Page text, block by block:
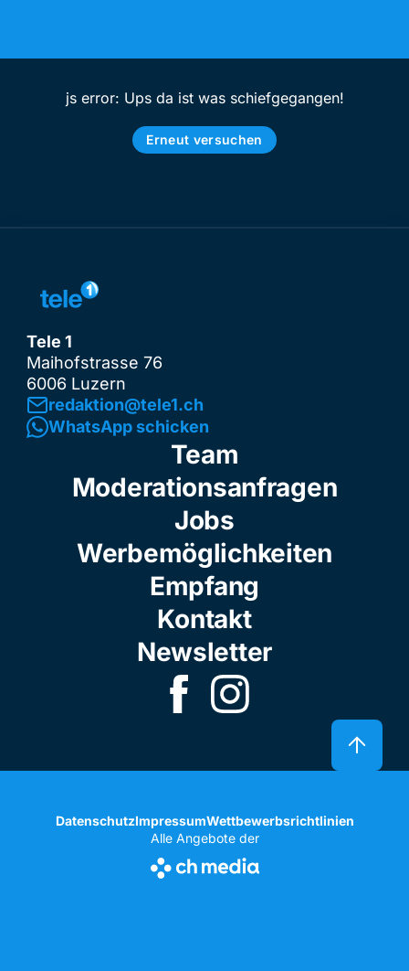
js error: Ups da ist was schiefgegangen!
Erneut versuchen
Tele 1
Maihofstrasse 76
6006 Luzern
redaktion@tele1.ch
WhatsApp schicken
Team
Moderationsanfragen
Jobs
Werbemöglichkeiten
Empfang
Kontakt
Newsletter
DatenschutzImpressumWettbewerbsrichtlinien
Alle Angebote der